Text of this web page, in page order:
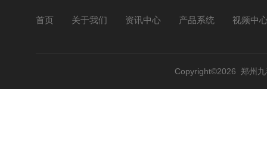
首页 关于我们 资讯中心 产品系统 视频中
Copyright©2026 郑州